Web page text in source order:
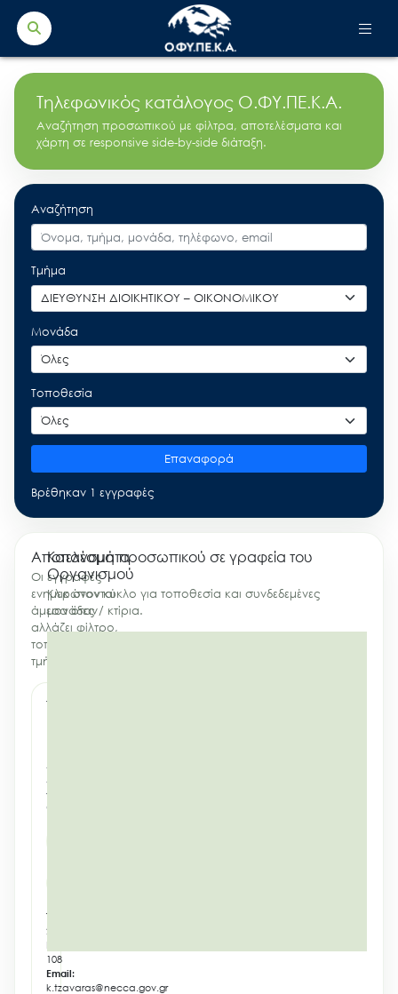
Search
for:
Τηλεφωνικός κατάλογος Ο.ΦΥ.ΠΕ.Κ.Α.
Αναζήτηση προσωπικού με φίλτρα, αποτελέσματα και
χάρτη σε responsive side-by-side διάταξη.
Αναζήτηση
Τμήμα
Μονάδα
Τοποθεσία
Επαναφορά
Βρέθηκαν 1 εγγραφές
Αποτελέσματα
Οι εγγραφές
ενημερώνονται
άμεσα όταν
αλλάζει φίλτρο,
τοποθεσία ή
τμήμα.
ΤΖΑΒΑΡΑΣ
–
ΟΙΚΟΝΟΜΙΚΟΥ
Τηλέφωνο:
2108089271
108
Email:
k.tzavaras@necca.gov.gr
Κατανομή προσωπικού σε γραφεία του
Οργανισμού
Κλικ στον κύκλο για τοποθεσία και συνδεδεμένες
μονάδες / κτίρια.